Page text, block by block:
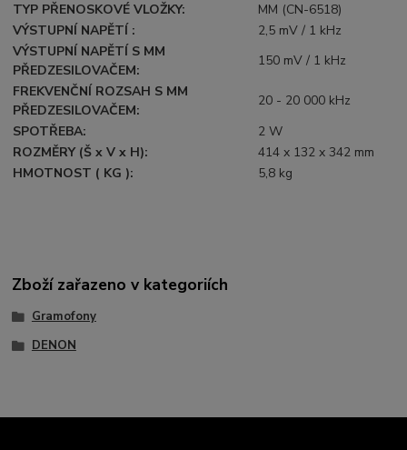
TYP PŘENOSKOVÉ VLOŽKY:
MM (CN-6518)
VÝSTUPNÍ NAPĚTÍ :
2,5 mV / 1 kHz
VÝSTUPNÍ NAPĚTÍ S MM
PŘEDZESILOVAČEM:
150 mV / 1 kHz
FREKVENČNÍ ROZSAH S MM
PŘEDZESILOVAČEM:
20 - 20 000 kHz
SPOTŘEBA:
2 W
ROZMĚRY (Š x V x H):
414 x 132 x 342 mm
HMOTNOST ( KG ):
5,8 kg
Zboží zařazeno v kategoriích
Gramofony
DENON